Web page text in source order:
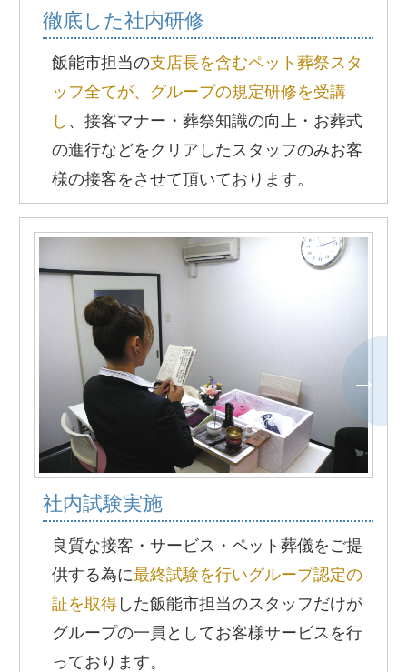
徹底した社内研修
飯能市担当の支店長を含むペット葬祭スタ
ッフ全てが、グループの規定研修を受講
し 、接客マナー・葬祭知識の向上・お葬式
の進行などをクリアしたスタッフのみお客
様の接客をさせて頂いております。
社内試験実施
良質な接客・サービス・ペット葬儀をご提
供する為に最終試験を行いグループ認定の
証を取得 した飯能市担当のスタッフだけが
グループの一員としてお客様サービスを行
っております。